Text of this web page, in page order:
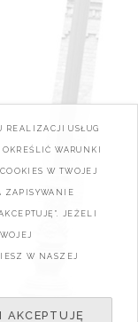
REALIZACJI USŁUG
WARUNKI
W TWOJEJ
ZAPISYWANIE
JEŻELI
W NASZEJ
AKCEPTUJĘ